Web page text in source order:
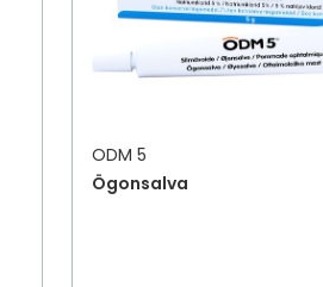
ODM 5
Ögonsalva